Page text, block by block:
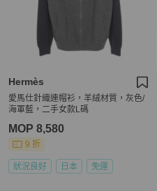
Hermès
愛馬仕針織連帽衫，羊絨材質，灰色/
海軍藍，二手女款L碼
MOP 8,580
9 折
狀況良好 日本 免運